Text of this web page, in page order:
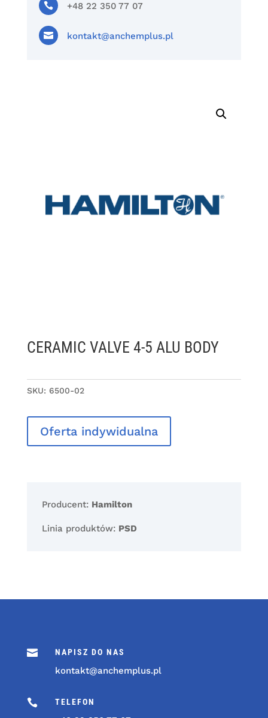
 +48 22 350 77 07
 kontakt@anchemplus.pl
CERAMIC VALVE 4-5 ALU BODY
SKU: 6500-02
Oferta indywidualna
Producent: Hamilton
Linia produktów: PSD
 NAPISZ DO NAS
kontakt@anchemplus.pl
 TELEFON